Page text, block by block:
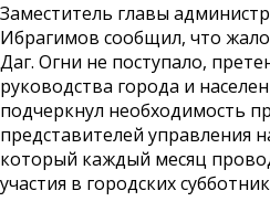
Заместитель главы
Ибрагимов сообщил, что
Даг. Огни не поступало,
руководства города и
подчеркнул необходимость
представителей управления
который каждый месяц
участия в городских